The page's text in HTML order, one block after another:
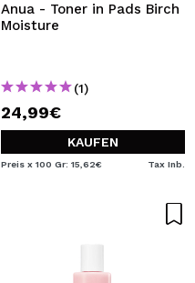
Anua - Toner in Pads Birch
Moisture
(1)
24,99€
KAUFEN
Preis x 100 Gr: 15,62€ Tax Inb.